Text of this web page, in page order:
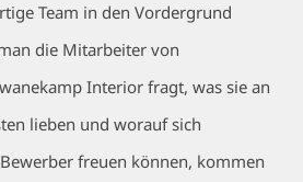
Team in den Vordergrund
die Mitarbeiter von
Interior fragt, was sie an
lieben und worauf sich
freuen können, kommen